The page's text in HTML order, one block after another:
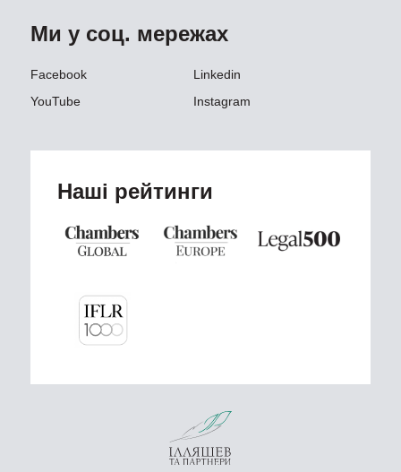
Ми у соц. мережах
Facebook
Linkedin
YouTube
Instagram
Наші рейтинги